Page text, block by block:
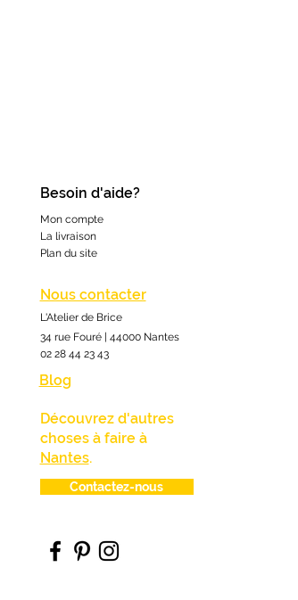
Besoin d'aide?
Mon compte
La livraison
Plan du site
Nous contacter
L'Atelier de Brice
34 rue Fouré | 44000 Nantes
02 28 44 23 43
Blog
Découvrez d'autres
choses à faire à
Nantes.
Contactez-nous